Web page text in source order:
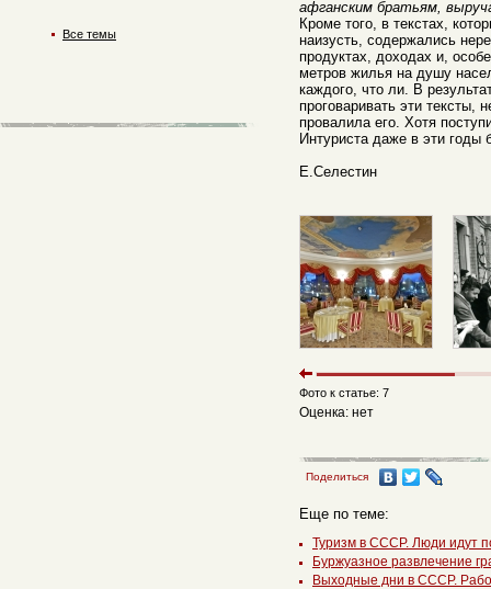
афганским братьям,
Кроме того, в текстах,
наизусть, содержались
продуктах, доходах и,
метров жилья на душу
каждого, что ли. В
проговаривать эти тексты,
провалила его. Хотя
Интуриста даже в эти годы
Е.Селестин
Фото к статье: 7
Оценка: нет
Поделиться
Еще по теме:
Туризм в СССР. Люди идут
Буржуазное развлечение
Выходные дни в СССР.
Все темы